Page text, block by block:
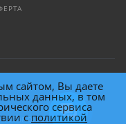
Inc.
сайтом, Вы даете
данных, в том
сервиса
с политикой